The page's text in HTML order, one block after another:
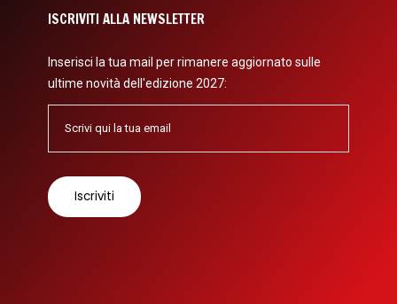
ISCRIVITI ALLA NEWSLETTER
Inserisci la tua mail per rimanere aggiornato sulle
ultime novità dell'edizione 2027: